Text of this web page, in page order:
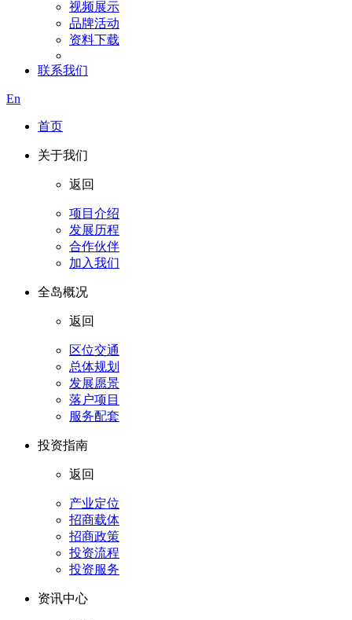
视频展示
品牌活动
资料下载
联系我们
En
首页
关于我们
返回
项目介绍
发展历程
合作伙伴
加入我们
全岛概况
返回
区位交通
总体规划
发展愿景
落户项目
服务配套
投资指南
返回
产业定位
招商载体
招商政策
投资流程
投资服务
资讯中心